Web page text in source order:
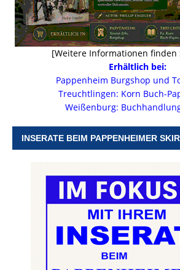
[Weitere Informationen finden
Erhältlich bei:
Pappenheim Burgshop und
Treuchtlingen: Korn Buch-
Weißenburg:
INSERATE BEIM PAPPENHEIMER